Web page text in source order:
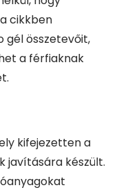
cikkben
gél összetevőit,
a férfiaknak
kifejezetten a
javítására készült.